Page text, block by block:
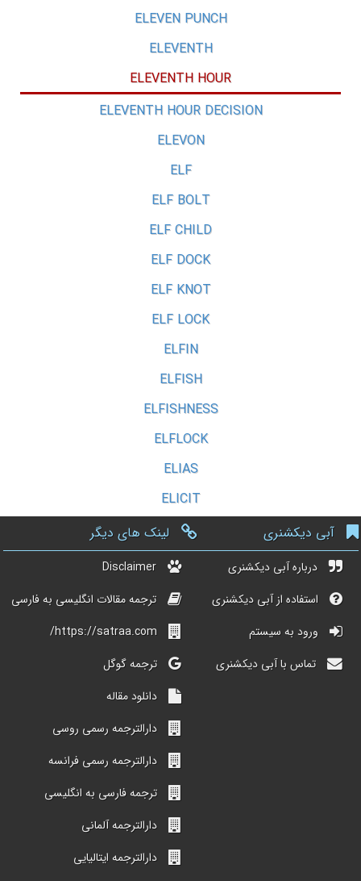
ELEVEN PUNCH
ELEVENTH
ELEVENTH HOUR
ELEVENTH HOUR DECISION
ELEVON
ELF
ELF BOLT
ELF CHILD
ELF DOCK
ELF KNOT
ELF LOCK
ELFIN
ELFISH
ELFISHNESS
ELFLOCK
ELIAS
ELICIT
آبی دیکشنری
درباره آبی دیکشنری
استفاده از آبی دیکشنری
ورود به سیستم
تماس با آبی دیکشنری
لینک های دیگر
Disclaimer
ترجمه مقالات انگلیسی به فارسی
https://satraa.com/
ترجمه گوگل
دانلود مقاله
دارالترجمه رسمی روسی
دارالترجمه رسمی فرانسه
ترجمه فارسی به انگلیسی
دارالترجمه آلمانی
دارالترجمه ایتالیایی